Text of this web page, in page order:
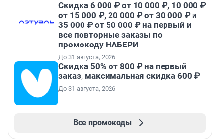
Скидка 6 000 ₽ от 10 000 ₽, 10 000 ₽
от 15 000 ₽, 20 000 ₽ от 30 000 ₽ и
35 000 ₽ от 50 000 ₽ на первый и
все повторные заказы по
промокоду НАБЕРИ
До 31 августа, 2026
Скидка 50% от 800 ₽ на первый
заказ, максимальная скидка 600 ₽
До 31 августа, 2026
Все промокоды